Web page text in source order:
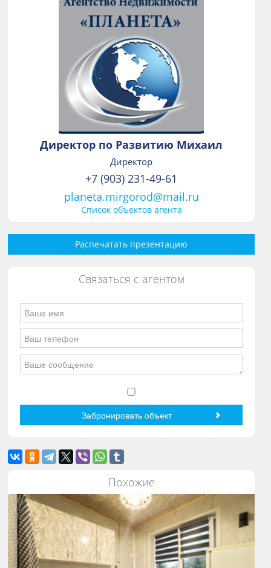
Директор по Развитию Михаил
Директор
+7 (903) 231-49-61
planeta.mirgorod@mail.ru
Список объектов агента
Распечатать презентацию
Связаться с агентом
Похожие